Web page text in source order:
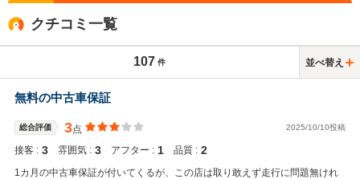
クチコミ一覧
107 件 並べ替え
無料の中古車保証
総合評価 3点 2025/10/10投稿
接客 : 3 雰囲気 : 3 アフター : 1 品質 : 2
1カ月の中古車保証が付いてくるが、この店は取り敢えず走行に問題無けれ